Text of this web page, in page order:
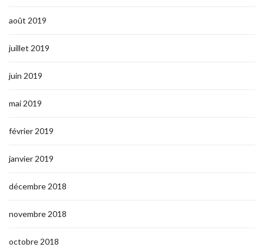
août 2019
juillet 2019
juin 2019
mai 2019
février 2019
janvier 2019
décembre 2018
novembre 2018
octobre 2018